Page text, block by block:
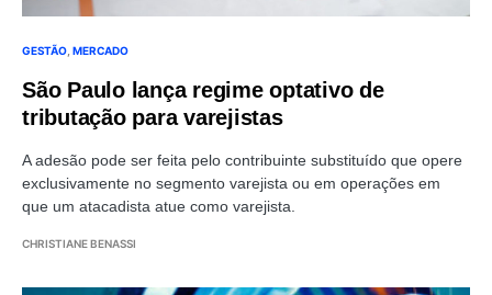
GESTÃO MERCADO
São Paulo lança regime optativo de
tributação para varejistas
A adesão pode ser feita pelo contribuinte substituído que opere
exclusivamente no segmento varejista ou em operações em
que um atacadista atue como varejista.
CHRISTIANE BENASSI